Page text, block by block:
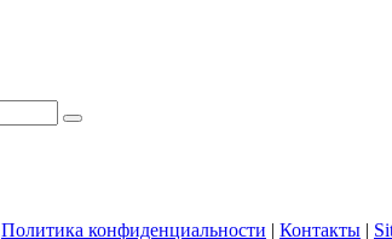
Политика конфиденциальности | Контакты |